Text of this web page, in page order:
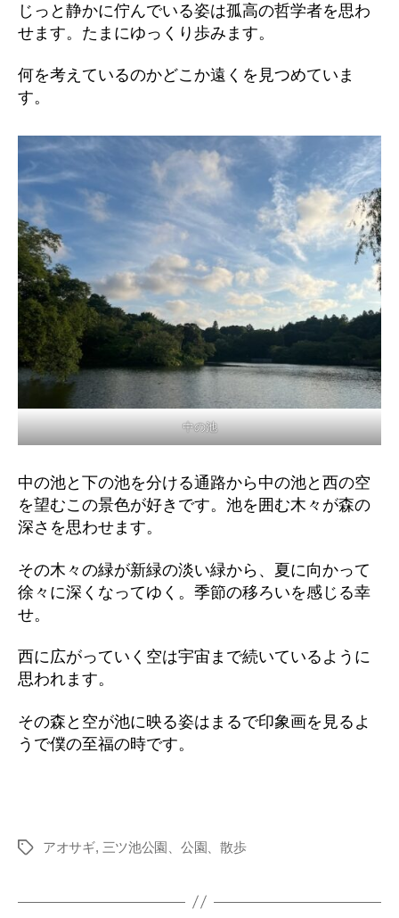
じっと静かに佇んでいる姿は孤高の哲学者を思わ
せます。たまにゆっくり歩みます。
何を考えているのかどこか遠くを見つめていま
す。
中の池
中の池と下の池を分ける通路から中の池と西の空
を望むこの景色が好きです。池を囲む木々が森の
深さを思わせます。
その木々の緑が新緑の淡い緑から、夏に向かって
徐々に深くなってゆく。季節の移ろいを感じる幸
せ。
西に広がっていく空は宇宙まで続いているように
思われます。
その森と空が池に映る姿はまるで印象画を見るよ
うで僕の至福の時です。
タ
アオサギ, 三ツ池公園、公園、散歩